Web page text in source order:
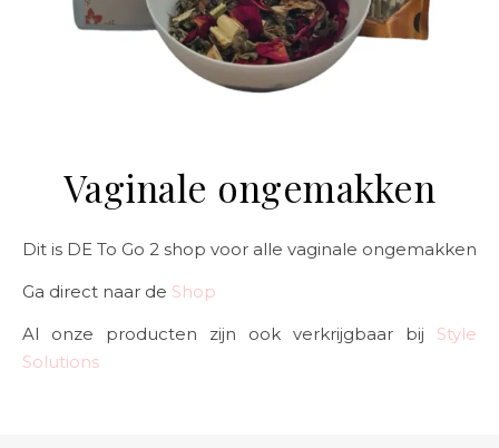
Vaginale ongemakken
Dit is DE To Go 2 shop voor alle vaginale ongemakken
Ga direct naar de Shop
Al onze producten zijn ook verkrijgbaar bij Style
Solutions